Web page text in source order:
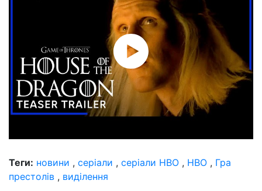
Теги: новини , серіали , серіали HBO , HBO , Гра
престолів , виділення